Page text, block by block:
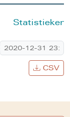
Statistieken
CSV